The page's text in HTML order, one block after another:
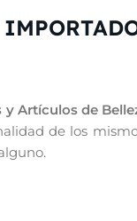
y Artículos de
de los